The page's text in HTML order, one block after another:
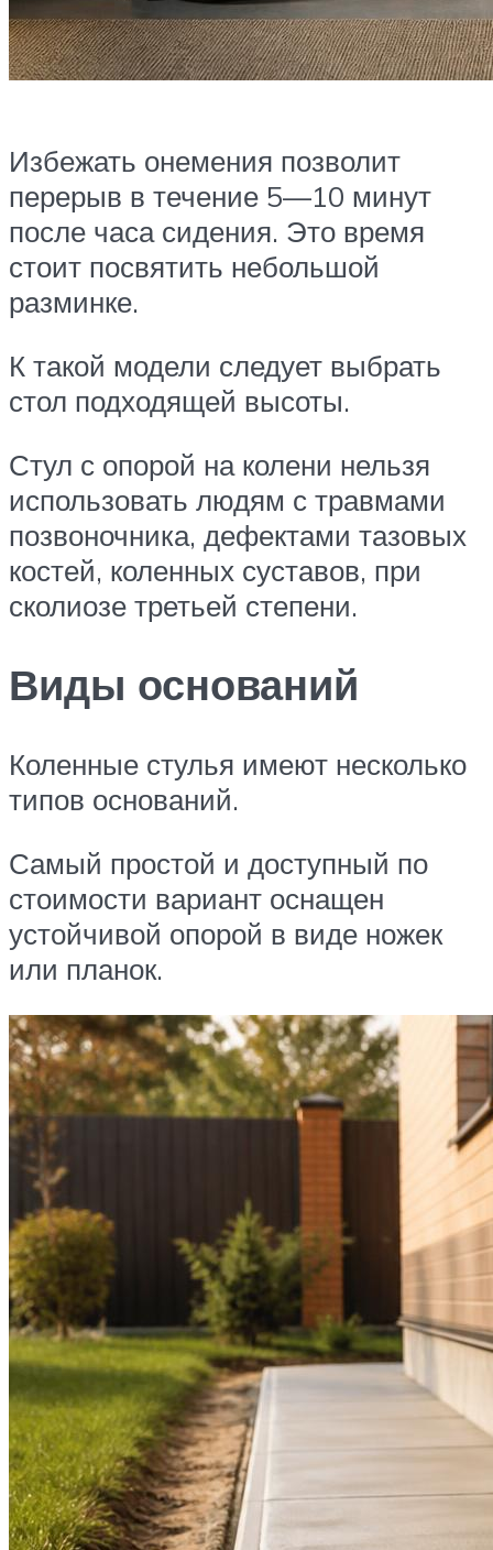
Избежать онемения позволит
перерыв в течение 5—10 минут
после часа сидения. Это время
стоит посвятить небольшой
разминке.
К такой модели следует выбрать
стол подходящей высоты.
Стул с опорой на колени нельзя
использовать людям с травмами
позвоночника, дефектами тазовых
костей, коленных суставов, при
сколиозе третьей степени.
Виды оснований
Коленные стулья имеют несколько
типов оснований.
Самый простой и доступный по
стоимости вариант оснащен
устойчивой опорой в виде ножек
или планок.